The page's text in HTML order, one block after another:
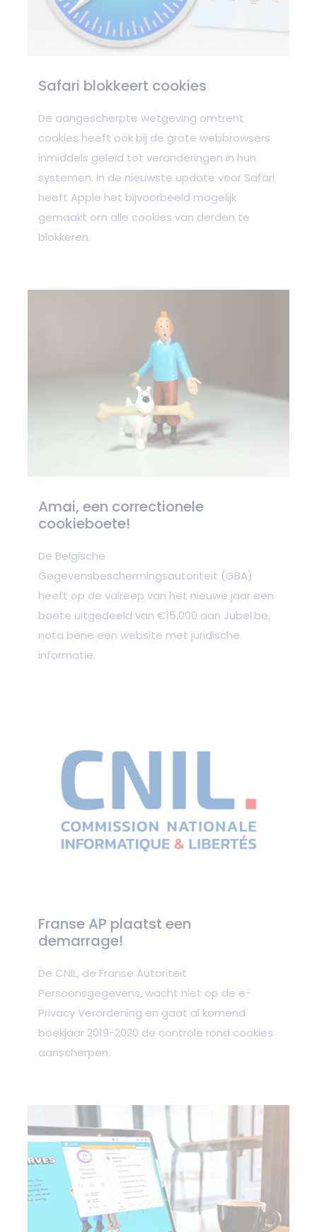
Safari blokkeert cookies
De aangescherpte wetgeving omtrent
cookies heeft ook bij de grote webbrowsers
inmiddels geleid tot veranderingen in hun
systemen. In de nieuwste update voor Safari
heeft Apple het bijvoorbeeld mogelijk
gemaakt om alle cookies van derden te
blokkeren.
Amai, een correctionele
cookieboete!
De Belgische
Gegevensbeschermingsautoriteit (GBA)
heeft op de valreep van het nieuwe jaar een
boete uitgedeeld van €15.000 aan Jubel.be,
nota bene een website met juridische
informatie.
Franse AP plaatst een
demarrage!
De CNIL, de Franse Autoriteit
Persoonsgegevens, wacht niet op de e-
Privacy Verordening en gaat al komend
boekjaar 2019-2020 de controle rond cookies
aanscherpen.